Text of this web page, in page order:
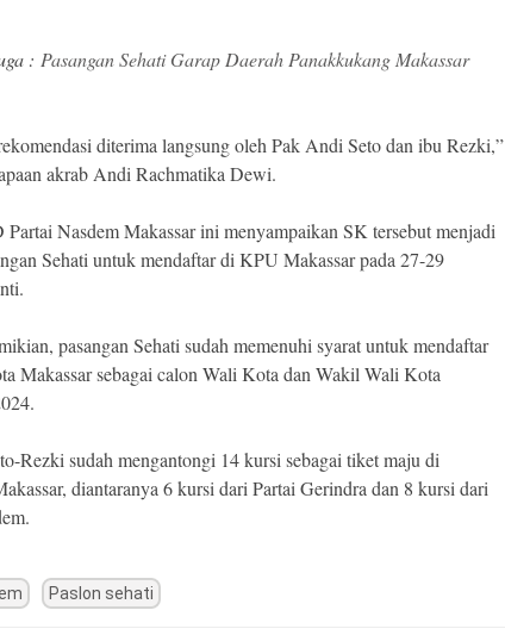
: Pasangan Sehati Garap Daerah Panakkukang Makassar
diterima langsung oleh Pak Andi Seto dan ibu Rezki,”
akrab Andi Rachmatika Dewi.
Nasdem Makassar ini menyampaikan SK tersebut menjadi
Sehati untuk mendaftar di KPU Makassar pada 27-29
pasangan Sehati sudah memenuhi syarat untuk mendaftar
Makassar sebagai calon Wali Kota dan Wakil Wali Kota
Rezki sudah mengantongi 14 kursi sebagai tiket maju di
diantaranya 6 kursi dari Partai Gerindra dan 8 kursi dari
Paslon sehati